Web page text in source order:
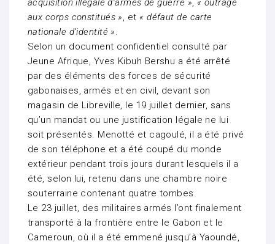
acquisition illégale d’armes de guerre », « outrage
aux corps constitués », et « défaut de carte
nationale d’identité ».
Selon un document confidentiel consulté par
Jeune Afrique, Yves Kibuh Bershu a été arrêté
par des éléments des forces de sécurité
gabonaises, armés et en civil, devant son
magasin de Libreville, le 19 juillet dernier, sans
qu’un mandat ou une justification légale ne lui
soit présentés. Menotté et cagoulé, il a été privé
de son téléphone et a été coupé du monde
extérieur pendant trois jours durant lesquels il a
été, selon lui, retenu dans une chambre noire
souterraine contenant quatre tombes.
Le 23 juillet, des militaires armés l’ont finalement
transporté à la frontière entre le Gabon et le
Cameroun, où il a été emmené jusqu’à Yaoundé,